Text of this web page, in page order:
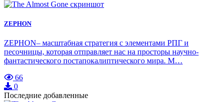
ZEPHON
ZEPHON– масштабная стратегия с элементами РПГ и
песочницы, которая отправляет нас на просторы научно-
фантастического постапокалиптического мира. М…
66
0
Последние добавленные